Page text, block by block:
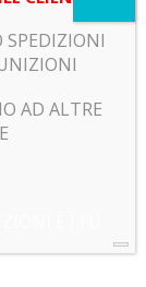
VENDITA
SB ELITE –
5,5
SPEDIZIONI
AD ALTRE